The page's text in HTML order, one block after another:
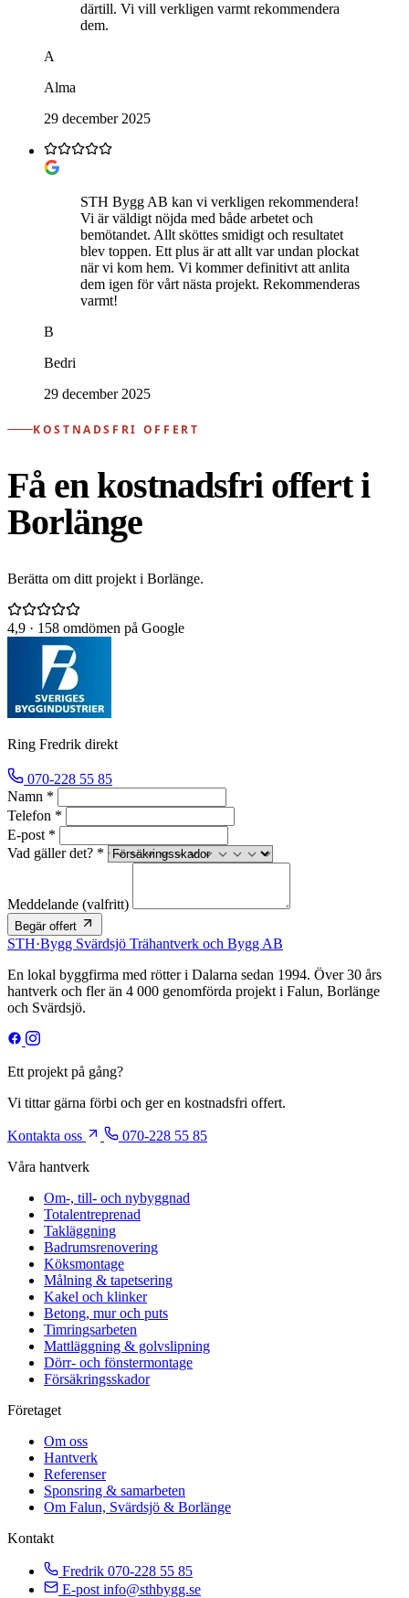
därtill. Vi vill verkligen varmt rekommendera
dem.
A
Alma
29 december 2025
STH Bygg AB kan vi verkligen rekommendera!
Vi är väldigt nöjda med både arbetet och
bemötandet. Allt sköttes smidigt och resultatet
blev toppen. Ett plus är att allt var undan plockat
när vi kom hem. Vi kommer definitivt att anlita
dem igen för vårt nästa projekt. Rekommenderas
varmt!
B
Bedri
29 december 2025
KOSTNADSFRI OFFERT
Få en kostnadsfri offert i
Borlänge
Berätta om ditt projekt i Borlänge.
4,9 · 158 omdömen på Google
Ring Fredrik direkt
070-228 55 85
Namn *
Telefon *
E-post *
Vad gäller det? *
Meddelande (valfritt)
Begär offert
STH·Bygg Svärdsjö Trähantverk och Bygg AB
En lokal byggfirma med rötter i Dalarna sedan 1994. Över 30 års
hantverk och fler än 4 000 genomförda projekt i Falun, Borlänge
och Svärdsjö.
Ett projekt på gång?
Vi tittar gärna förbi och ger en kostnadsfri offert.
Kontakta oss
070-228 55 85
Våra hantverk
Om-, till- och nybyggnad
Totalentreprenad
Takläggning
Badrumsrenovering
Köksmontage
Målning & tapetsering
Kakel och klinker
Betong, mur och puts
Timringsarbeten
Mattläggning & golvslipning
Dörr- och fönstermontage
Försäkringsskador
Företaget
Om oss
Hantverk
Referenser
Sponsring & samarbeten
Om Falun, Svärdsjö & Borlänge
Kontakt
Fredrik 070-228 55 85
E-post info@sthbygg.se